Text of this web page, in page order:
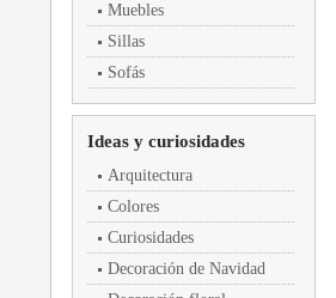
Muebles
Sillas
Sofás
Ideas y curiosidades
Arquitectura
Colores
Curiosidades
Decoración de Navidad